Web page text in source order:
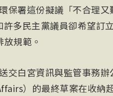
保署這份擬議「不合理
多民主黨議員卻希望訂
規範。
交白宮資訊與監管事務
）的最終草案在收納